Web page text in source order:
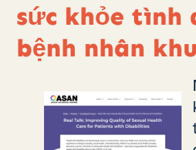
sức khỏe tình
bệnh nhân